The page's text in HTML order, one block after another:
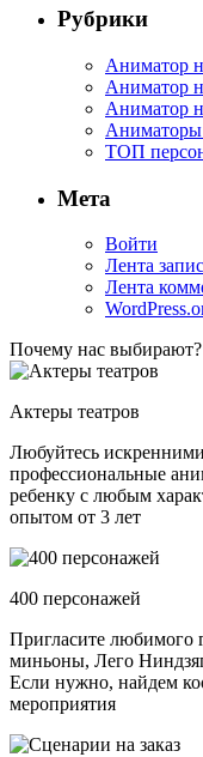
Рубрики
Аниматор
Аниматор
Аниматор
Аниматоры
ТОП
Мета
Войти
Лента
Лента
Почему нас выбирают?
Актеры театров
Любуйтесь
профессиональные
ребенку с любым
опытом от 3 лет
400 персонажей
Пригласите любимого
миньоны, Лего
Если нужно, найдем
мероприятия